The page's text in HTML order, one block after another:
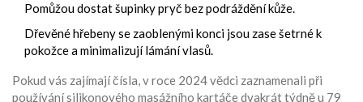
Pomůžou dostat šupinky pryč bez podráždění kůže.
Dřevěné hřebeny se zaoblenými konci jsou zase šetrné k
pokožce a minimalizují lámání vlasů.
Pokud vás zajímají čísla, v roce 2024 vědci zaznamenali při
používání silikonového masážního kartáče dvakrát týdně u 79